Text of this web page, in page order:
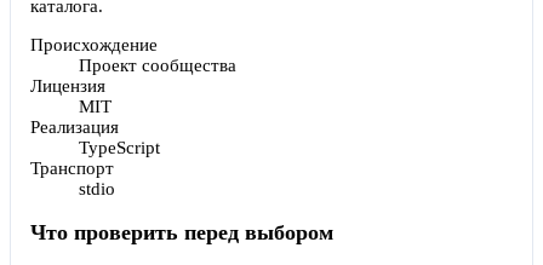
каталога.
Происхождение
Проект сообщества
Лицензия
MIT
Реализация
TypeScript
Транспорт
stdio
Что проверить перед выбором